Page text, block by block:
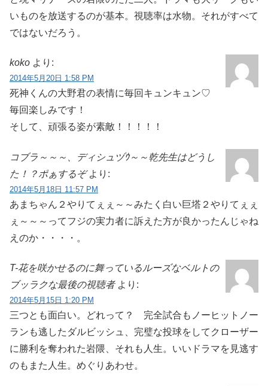
いものを放送するのが基本。視聴率は水物。それがすべて
ではないだろう。
koko より:
2014年5月20日 1:58 PM
死神くんの大野君の表情に毎回キュンキュン♡
毎回楽しみです！
そして、頑張る姿が素敵！！！！！
コブラ～～～、ディシュヅｳ～～乾先生はどうし
た！？ポぁするぞ より:
2014年5月18日 11:57 PM
あまちゃん２やりてぇぇ～～みたく白い巨塔２やりてぇぇ
ぇ～～～ってフジの実力者に訴えた方が良かったんじゃね
えのか・・・・。
T-花を咲かせるのに舞っているルーズなベルトの
ブッラクな最後の視聴者 より:
2014年5月15日 1:20 PM
三つとも面白い。どれって？ 完全試合もノーヒットノー
ランも逃したダルビッシュ、完璧な投球をしてクローザー
に勝利を奪われた岩隈、それも人生。いいドラマを見逃す
のもまた人生。めぐりあわせ。